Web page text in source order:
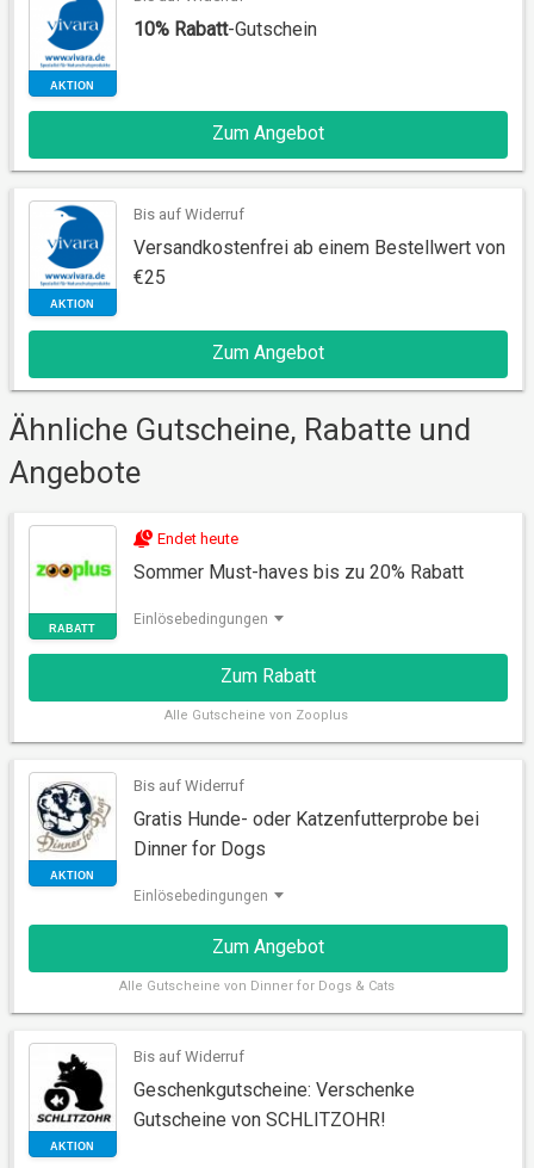
RABATT
10% Rabatt-Gutschein
Zum Angebot
AKTION
Bis auf Widerruf
Versandkostenfrei ab einem Bestellwert von
€25
Zum Angebot
Ähnliche Gutscheine, Rabatte und
Angebote
RABATT
Endet heute
Sommer Must-haves bis zu 20% Rabatt
Einlösebedingungen
Zum Rabatt
Alle Gutscheine von Zooplus
Bis auf Widerruf
Gratis Hunde- oder Katzenfutterprobe bei
Dinner for Dogs
Einlösebedingungen
Zum Angebot
Alle Gutscheine von Dinner for Dogs & Cats
Bis auf Widerruf
Geschenkgutscheine: Verschenke
Gutscheine von SCHLITZOHR!